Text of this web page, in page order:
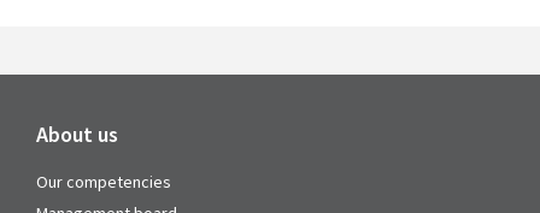
About us
Our competencies